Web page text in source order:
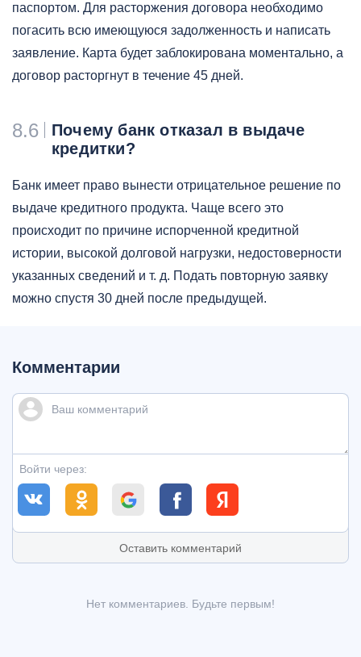
паспортом. Для расторжения договора необходимо
погасить всю имеющуюся задолженность и написать
заявление. Карта будет заблокирована моментально, а
договор расторгнут в течение 45 дней.
8.6
Почему банк отказал в выдаче
кредитки?
Банк имеет право вынести отрицательное решение по
выдаче кредитного продукта. Чаще всего это
происходит по причине испорченной кредитной
истории, высокой долговой нагрузки, недостоверности
указанных сведений и т. д. Подать повторную заявку
можно спустя 30 дней после предыдущей.
Комментарии
Войти через:
Оставить комментарий
Нет комментариев. Будьте первым!